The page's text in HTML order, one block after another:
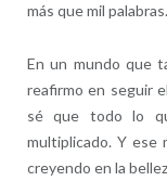
más que mil palabras.
En un mundo que
reafirmo en seguir
sé que todo lo
multiplicado. Y ese
creyendo en la